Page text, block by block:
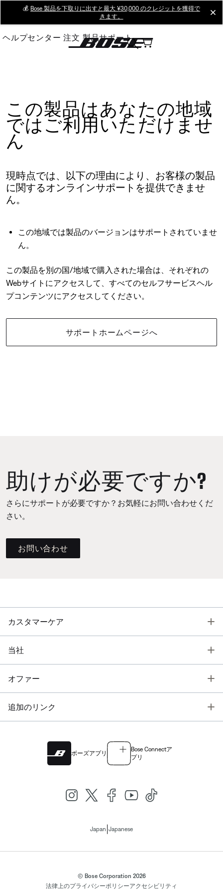
Main
💰 Bose 製品を下取りに出すと最大 ¥30,000 のクレジットを獲得で
きます。
ヘルプセンター 注文 製品サポート
この製品はあなたの地域
ではご利用いただけませ
ん
現時点では、以下の理由により、お客様の製品
に関するオンラインサポートを提供できませ
ん。
この地域では製品のバージョンはサポートされていませ
ん。
この製品を別の国/地域で購入された場合は、それぞれの
Webサイトにアクセスして、すべてのセルフサービスヘル
プコンテンツにアクセスしてください。
サポートホームページへ
助けが必要ですか?
さらにサポートが必要ですか？お気軽にお問い合わせくだ
さい。
お問い合わせ
カスタマーケア
当社
オファー
追加のリンク
ボーズアプリ
Bose Connectア
プリ
Japan Japanese
© Bose Corporation 2026
法律上のプライバシーポリシーアクセシビリティ